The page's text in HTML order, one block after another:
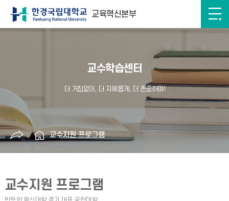
교육혁신본부
교수학습센터
교수지원 프로그램
교수지원 프로그램